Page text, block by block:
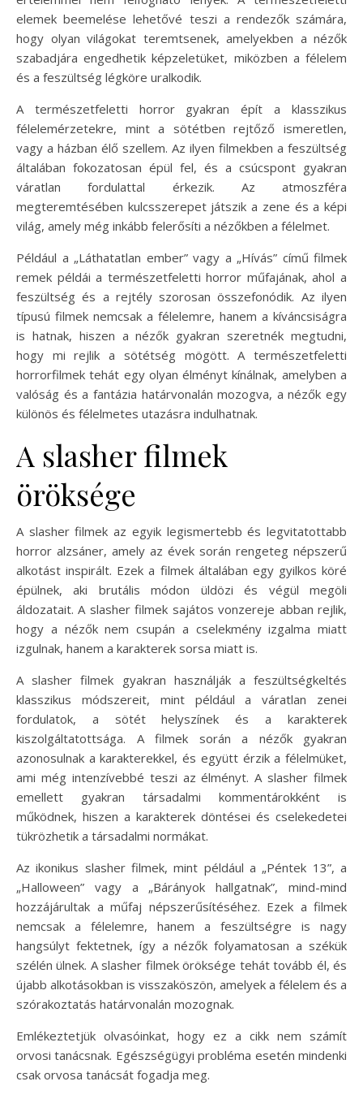
elemek beemelése lehetővé teszi a rendezők számára,
hogy olyan világokat teremtsenek, amelyekben a nézők
szabadjára engedhetik képzeletüket, miközben a félelem
és a feszültség légköre uralkodik.
A természetfeletti horror gyakran épít a klasszikus
félelemérzetekre, mint a sötétben rejtőző ismeretlen,
vagy a házban élő szellem. Az ilyen filmekben a feszültség
általában fokozatosan épül fel, és a csúcspont gyakran
váratlan fordulattal érkezik. Az atmoszféra
megteremtésében kulcsszerepet játszik a zene és a képi
világ, amely még inkább felerősíti a nézőkben a félelmet.
Például a „Láthatatlan ember” vagy a „Hívás” című filmek
remek példái a természetfeletti horror műfajának, ahol a
feszültség és a rejtély szorosan összefonódik. Az ilyen
típusú filmek nemcsak a félelemre, hanem a kíváncsiságra
is hatnak, hiszen a nézők gyakran szeretnék megtudni,
hogy mi rejlik a sötétség mögött. A természetfeletti
horrorfilmek tehát egy olyan élményt kínálnak, amelyben a
valóság és a fantázia határvonalán mozogva, a nézők egy
különös és félelmetes utazásra indulhatnak.
A slasher filmek
öröksége
A slasher filmek az egyik legismertebb és legvitatottabb
horror alzsáner, amely az évek során rengeteg népszerű
alkotást inspirált. Ezek a filmek általában egy gyilkos köré
épülnek, aki brutális módon üldözi és végül megöli
áldozatait. A slasher filmek sajátos vonzereje abban rejlik,
hogy a nézők nem csupán a cselekmény izgalma miatt
izgulnak, hanem a karakterek sorsa miatt is.
A slasher filmek gyakran használják a feszültségkeltés
klasszikus módszereit, mint például a váratlan zenei
fordulatok, a sötét helyszínek és a karakterek
kiszolgáltatottsága. A filmek során a nézők gyakran
azonosulnak a karakterekkel, és együtt érzik a félelmüket,
ami még intenzívebbé teszi az élményt. A slasher filmek
emellett gyakran társadalmi kommentárokként is
működnek, hiszen a karakterek döntései és cselekedetei
tükrözhetik a társadalmi normákat.
Az ikonikus slasher filmek, mint például a „Péntek 13”, a
„Halloween” vagy a „Bárányok hallgatnak”, mind-mind
hozzájárultak a műfaj népszerűsítéséhez. Ezek a filmek
nemcsak a félelemre, hanem a feszültségre is nagy
hangsúlyt fektetnek, így a nézők folyamatosan a székük
szélén ülnek. A slasher filmek öröksége tehát tovább él, és
újabb alkotásokban is visszaköszön, amelyek a félelem és a
szórakoztatás határvonalán mozognak.
Emlékeztetjük olvasóinkat, hogy ez a cikk nem számít
orvosi tanácsnak. Egészségügyi probléma esetén mindenki
csak orvosa tanácsát fogadja meg.